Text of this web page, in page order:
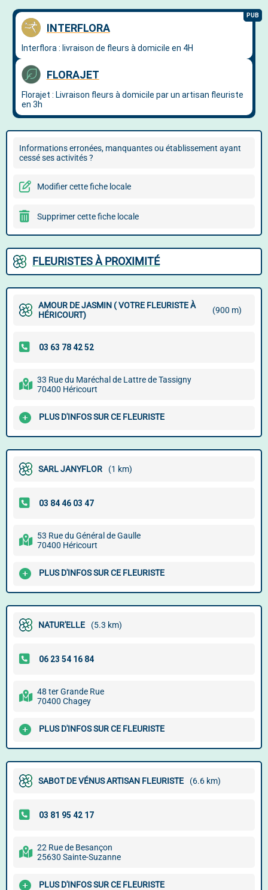
Informations erronées, manquantes ou établissement ayant
cessé ses activités ?
Modifier cette fiche locale
Supprimer cette fiche locale
FLEURISTES À PROXIMITÉ
AMOUR DE JASMIN ( VOTRE FLEURISTE À
HÉRICOURT)
(900 m)
33 Rue du Maréchal de Lattre de Tassigny
70400 Héricourt
PLUS D'INFOS SUR CE FLEURISTE
SARL JANYFLOR (1 km)
53 Rue du Général de Gaulle
70400 Héricourt
PLUS D'INFOS SUR CE FLEURISTE
NATUR'ELLE (5.3 km)
48 ter Grande Rue
70400 Chagey
PLUS D'INFOS SUR CE FLEURISTE
SABOT DE VÉNUS ARTISAN FLEURISTE (6.6 km)
22 Rue de Besançon
25630 Sainte-Suzanne
PLUS D'INFOS SUR CE FLEURISTE